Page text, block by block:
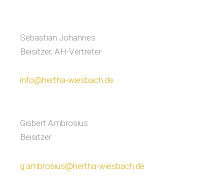
Sebastian Johannes
Beisitzer, AH-Vertreter
info@hertha-wiesbach.de
Gisbert Ambrosius
Beisitzer
g.ambrosius@hertha-wiesbach.de